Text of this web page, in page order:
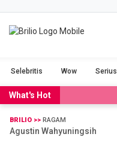
Selebritis Wow Serius
CINTA
What's Hot
BRILIO >> RAGAM
Agustin Wahyuningsih